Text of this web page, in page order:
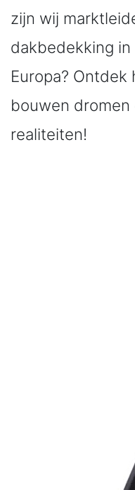
zijn wij
dakbedekking
Europa?
bouwen
realiteiten!